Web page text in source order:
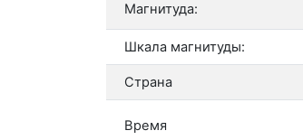
Магнитуда:
Шкала магнитуды:
Страна
Время